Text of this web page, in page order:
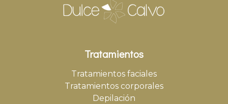
Tratamientos
Tratamientos faciales
Tratamientos corporales
Depilación